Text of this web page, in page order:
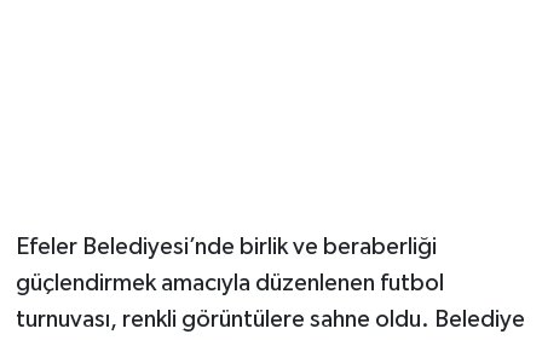
Efeler Belediyesi’nde birlik ve beraberliği
güçlendirmek amacıyla düzenlenen futbol
turnuvası, renkli görüntülere sahne oldu. Belediye